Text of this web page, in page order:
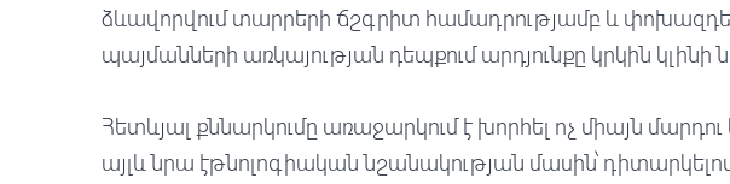
ձևավորվում տարրերի ճշգրիտ համադրությամբ և
պայմանների առկայության դեպքում արդյունքը կրկին կլինի
Հետևյալ քննարկումը առաջարկում է խորհել ոչ միայն
այլև նրա էթնոլոգիական նշանակության մասին՝